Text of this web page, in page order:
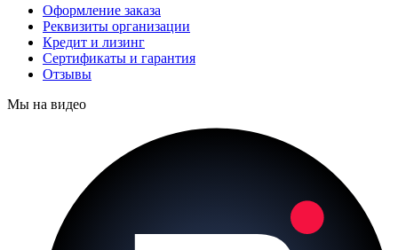
Оформление заказа
Реквизиты организации
Кредит и лизинг
Сертификаты и гарантия
Отзывы
Мы на видео